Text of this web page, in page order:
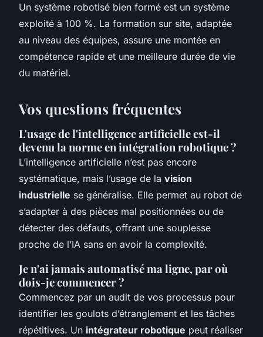
Un système robotisé bien formé est un système
exploité à 100 %. La formation sur site, adaptée
au niveau des équipes, assure une montée en
compétence rapide et une meilleure durée de vie
du matériel.
Vos questions fréquentes
L'usage de l'intelligence artificielle est-il
devenu la norme en intégration robotique ?
L’intelligence artificielle n’est pas encore
systématique, mais l’usage de la vision
industrielle se généralise. Elle permet au robot de
s’adapter à des pièces mal positionnées ou de
détecter des défauts, offrant une souplesse
proche de l’IA sans en avoir la complexité.
Je n'ai jamais automatisé ma ligne, par où
dois-je commencer ?
Commencez par un audit de vos processus pour
identifier les goulots d’étranglement et les tâches
répétitives. Un intégrateur robotique peut réaliser